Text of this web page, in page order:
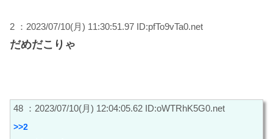
2 ：2023/07/10(月) 11:30:51.97 ID:pfTo9vTa0.net
だめだこりゃ
48 ：2023/07/10(月) 12:04:05.62 ID:oWTRhK5G0.net
>>2